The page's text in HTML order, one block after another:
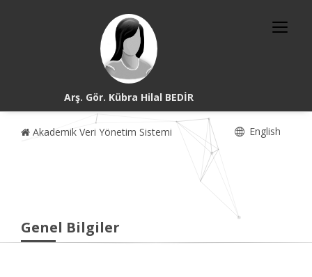
Arş. Gör. Kübra Hilal BEDİR
Akademik Veri Yönetim Sistemi English
Genel Bilgiler